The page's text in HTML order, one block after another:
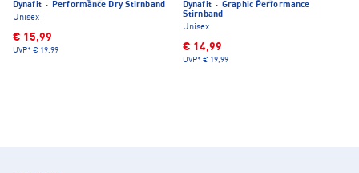
Dynafit · Performance Dry Stirnband
Unisex
€ 15,99
UVP* € 19,99
Dynafit · Graphic Performance
Stirnband
Unisex
€ 14,99
UVP* € 19,99